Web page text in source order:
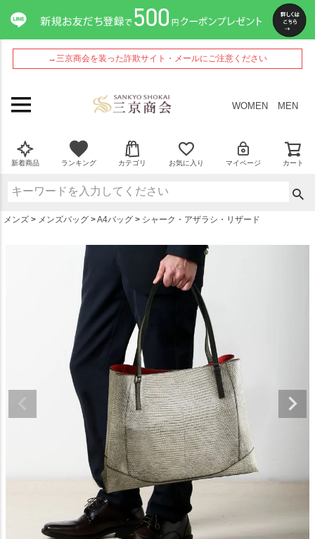
→三京商会を装った詐欺サイト・メールにご注意ください
WOMEN MEN
新着商品 ランキング カテゴリ お気に入り マイページ カート
メンズ メンズバッグ A4バッグ シャーク・アザラシ・リザード
ペー
ジト
ップ
へ